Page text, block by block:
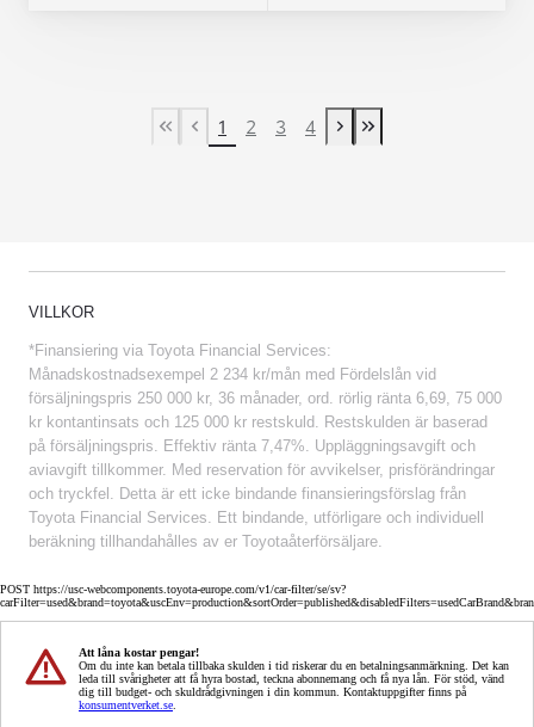
First Page
Previous page
1 2 3 4
Next page
Last Page
VILLKOR
*Finansiering via Toyota Financial Services:
Månadskostnadsexempel 2 234 kr/mån med Fördelslån vid
försäljningspris 250 000 kr, 36 månader, ord. rörlig ränta 6,69, 75 000
kr kontantinsats och 125 000 kr restskuld. Restskulden är baserad
på försäljningspris. Effektiv ränta 7,47%. Uppläggningsavgift och
aviavgift tillkommer. Med reservation för avvikelser, prisförändringar
och tryckfel. Detta är ett icke bindande finansieringsförslag från
Toyota Financial Services. Ett bindande, utförligare och individuell
beräkning tillhandahålles av er Toyotaåterförsäljare.
POST https://usc-webcomponents.toyota-europe.com/v1/car-filter/se/sv?
Att låna kostar pengar!
Om du inte kan betala tillbaka skulden i tid riskerar du en betalningsanmärkning. Det kan
leda till svårigheter att få hyra bostad, teckna abonnemang och få nya lån. För stöd, vänd
dig till budget- och skuldrådgivningen i din kommun. Kontaktuppgifter finns på
konsumentverket.se